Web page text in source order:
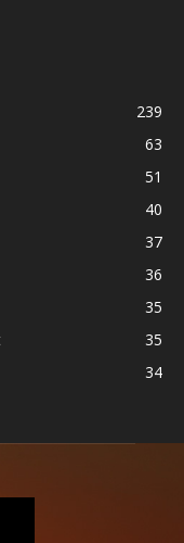
239
63
51
40
37
36
35
35
34